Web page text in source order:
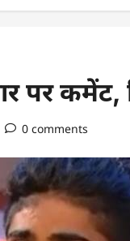
पर
0 comments